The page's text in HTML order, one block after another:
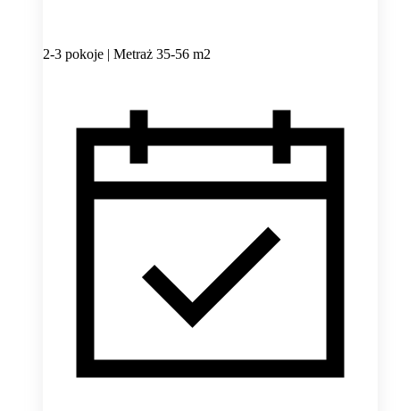
2-3 pokoje | Metraż 35-56 m2